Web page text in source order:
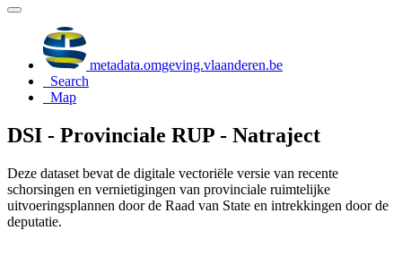
metadata.omgeving.vlaanderen.be
Search
Map
DSI - Provinciale RUP - Natraject
Deze dataset bevat de digitale vectoriële versie van recente
schorsingen en vernietigingen van provinciale ruimtelijke
uitvoeringsplannen door de Raad van State en intrekkingen door de
deputatie.